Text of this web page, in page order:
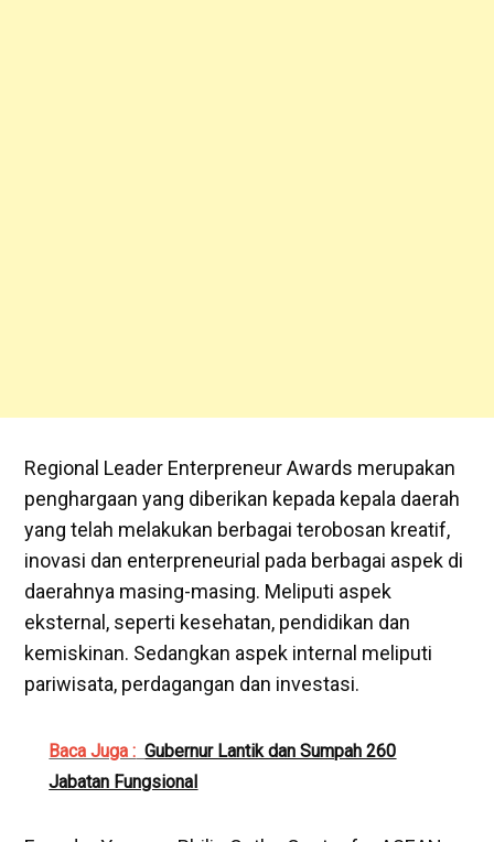
Regional Leader Enterpreneur Awards merupakan
penghargaan yang diberikan kepada kepala daerah
yang telah melakukan berbagai terobosan kreatif,
inovasi dan enterpreneurial pada berbagai aspek di
daerahnya masing-masing. Meliputi aspek
eksternal, seperti kesehatan, pendidikan dan
kemiskinan. Sedangkan aspek internal meliputi
pariwisata, perdagangan dan investasi.
Baca Juga : Gubernur Lantik dan Sumpah 260
Jabatan Fungsional